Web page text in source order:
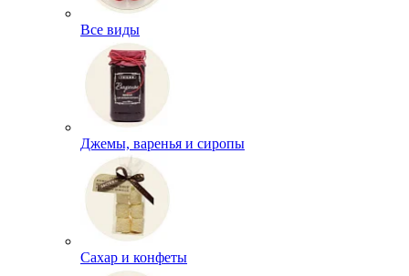
Все виды
Джемы, варенья и сиропы
Сахар и конфеты